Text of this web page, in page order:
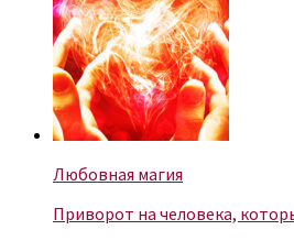
Любовная магия
Приворот на человека,